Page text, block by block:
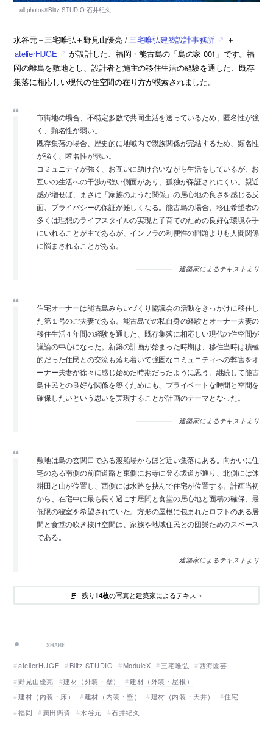
水谷元＋三宅唯弘＋野見山優亮 / 三宅唯弘建築設計事務所
＋
atelierHUGE
が設計した、福岡・能古島の「島の家 001」です。福
岡の離島を敷地とし、設計者と施主の移住生活の経験を通した、既存
集落に相応しい現代の住空間の在り方が模索されました。
市街地の場合、不特定多数で共同生活を送っているため、匿名性が強
く、顕名性が弱い。
既存集落の場合、歴史的に地域内で親族関係が完結するため、顕名性
が強く、匿名性が弱い。
コミュニティが強く、お互いに助け合いながら生活をしているが、お
互いの生活への干渉が強い側面があり、孤独が保証されにくい。親近
感が増せば、まさに「家族のような関係」の居心地の良さを感じる反
面、プライバシーの保証が難しくなる。能古島の場合、移住希望者の
多くは理想のライフスタイルの実現と子育てのための良好な環境を手
にいれることが主であるが、インフラの利便性の問題よりも人間関係
に悩まされることがある。
建築家によるテキストより
住宅オーナーは能古島みらいづくり協議会の活動をきっかけに移住し
た第１号のご夫妻である。能古島での私自身の経験とオーナー夫妻の
移住生活４年間の経験を通した、既存集落に相応しい現代の住空間が
議論の中心になった。新築の計画が始まった時期は、移住当時は積極
的だった住民との交流も落ち着いて強固なコミュニティへの弊害をオ
ーナー夫妻が徐々に感じ始めた時期だったように思う。継続して能古
島住民との良好な関係を築くためにも、プライベートな時間と空間を
確保したいという思いを実現することが計画のテーマとなった。
建築家によるテキストより
敷地は島の玄関口である渡船場からほど近い集落にある。向かいに住
宅のある南側の前面道路と東側にお寺に登る坂道が通り、北側には休
耕田と山が位置し、西側には水路を挟んで住宅が位置する。計画当初
から、在宅中に最も長く過ごす居間と食堂の居心地と面積の確保、最
低限の寝室を希望されていた。方形の屋根に包まれたロフトのある居
間と食堂の吹き抜け空間は、家族や地域住民との団欒ためのスペース
である。
建築家によるテキストより
残り14枚の写真と建築家によるテキスト
SHARE
atelierHUGE Blitz STUDIO ModuleX 三宅唯弘
西海園芸
野見山優亮
建材（外装・壁）
建材（外装・屋根）
建材（内装・床）
建材（内装・壁） 建材（内装・天井）
住宅
福岡
満田衛資 水谷元 石井紀久